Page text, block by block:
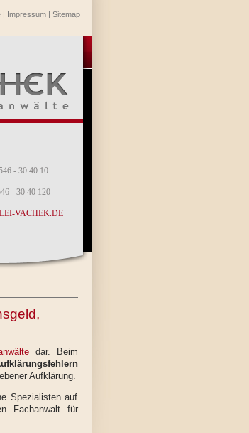
| Impressum| Sitemap
- 30 40 10
- 30 40 120
VACHEK.DE
dar. Beim
Aufklärung.
Spezialisten auf
Fachanwalt für